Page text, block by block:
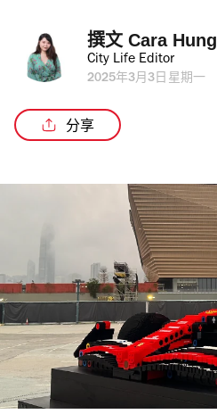
撰文 Cara Hung
City Life Editor
2025年3月3日星期一
分享